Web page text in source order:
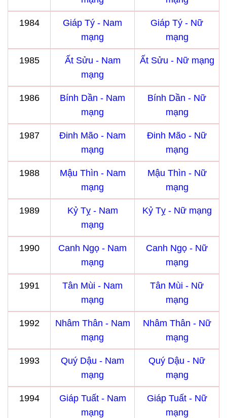
1984
Giáp Tý - Nam
mạng
Giáp Tý - Nữ
mạng
1985
Ất Sửu - Nam
mạng
Ất Sửu - Nữ mạng
1986
Bính Dần - Nam
mạng
Bính Dần - Nữ
mạng
1987
Đinh Mão - Nam
mạng
Đinh Mão - Nữ
mạng
1988
Mậu Thìn - Nam
mạng
Mậu Thìn - Nữ
mạng
1989
Kỷ Tỵ - Nam
mạng
Kỷ Tỵ - Nữ mạng
1990
Canh Ngọ - Nam
mạng
Canh Ngọ - Nữ
mạng
1991
Tân Mùi - Nam
mạng
Tân Mùi - Nữ
mạng
1992
Nhâm Thân - Nam
mạng
Nhâm Thân - Nữ
mạng
1993
Quý Dậu - Nam
mạng
Quý Dậu - Nữ
mạng
1994
Giáp Tuất - Nam
mạng
Giáp Tuất - Nữ
mạng